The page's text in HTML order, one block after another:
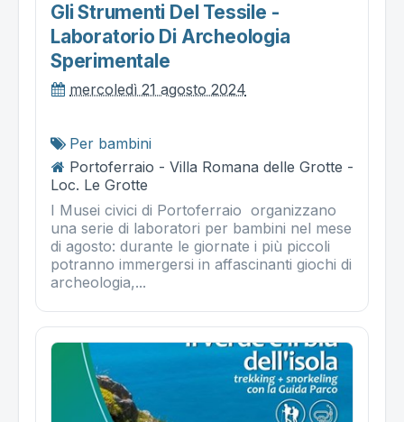
Gli Strumenti Del Tessile -
Laboratorio Di Archeologia
Sperimentale
mercoledì 21 agosto 2024
Per bambini
Portoferraio - Villa Romana delle Grotte -
Loc. Le Grotte
I Musei civici di Portoferraio organizzano
una serie di laboratori per bambini nel mese
di agosto: durante le giornate i più piccoli
potranno immergersi in affascinanti giochi di
archeologia,...